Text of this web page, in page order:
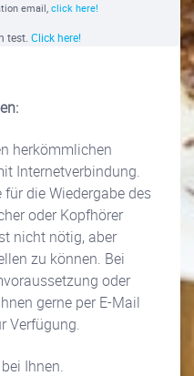
email,click here!
test. Click here!
herkömmlichen
Internetverbindung.
die Wiedergabe des
oder Kopfhörer
nicht nötig, aber
zu können. Bei
oder
gerne per E-Mail
Verfügung.
Ihnen.